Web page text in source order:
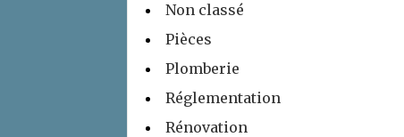
Non classé
Pièces
Plomberie
Réglementation
Rénovation